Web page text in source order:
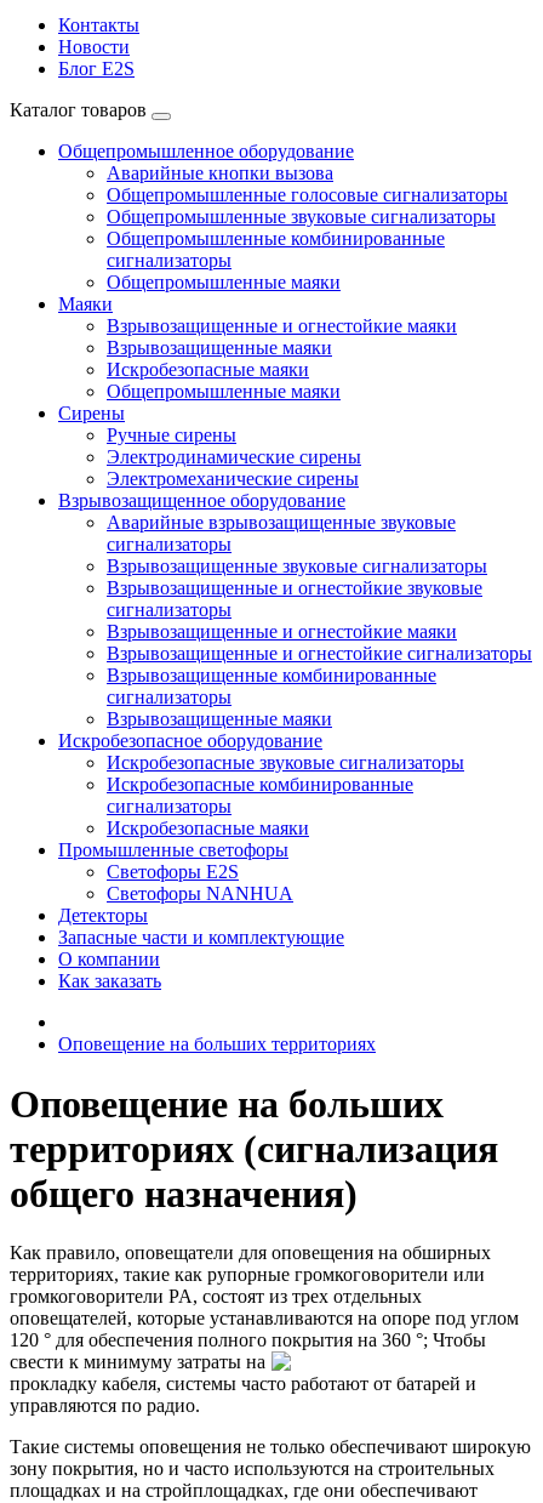
Контакты
Новости
Блог E2S
Каталог товаров
Общепромышленное оборудование
Аварийные кнопки вызова
Общепромышленные голосовые сигнализаторы
Общепромышленные звуковые сигнализаторы
Общепромышленные комбинированные
сигнализаторы
Общепромышленные маяки
Маяки
Взрывозащищенные и огнестойкие маяки
Взрывозащищенные маяки
Искробезопасные маяки
Общепромышленные маяки
Сирены
Ручные сирены
Электродинамические сирены
Электромеханические сирены
Взрывозащищенное оборудование
Аварийные взрывозащищенные звуковые
сигнализаторы
Взрывозащищенные звуковые сигнализаторы
Взрывозащищенные и огнестойкие звуковые
сигнализаторы
Взрывозащищенные и огнестойкие маяки
Взрывозащищенные и огнестойкие сигнализаторы
Взрывозащищенные комбинированные
сигнализаторы
Взрывозащищенные маяки
Искробезопасное оборудование
Искробезопасные звуковые сигнализаторы
Искробезопасные комбинированные
сигнализаторы
Искробезопасные маяки
Промышленные светофоры
Светофоры E2S
Светофоры NANHUA
Детекторы
Запасные части и комплектующие
О компании
Как заказать
Оповещение на больших территориях
Оповещение на больших
территориях (сигнализация
общего назначения)
Как правило, оповещатели для оповещения на обширных
территориях, такие как рупорные громкоговорители или
громкоговорители PA, состоят из трех отдельных
оповещателей, которые устанавливаются на опоре под углом
120 ° для обеспечения полного покрытия на 360 °; Чтобы
свести к минимуму затраты на
прокладку кабеля, системы часто работают от батарей и
управляются по радио.
Такие системы оповещения не только обеспечивают широкую
зону покрытия, но и часто используются на строительных
площадках и на стройплощадках, где они обеспечивают